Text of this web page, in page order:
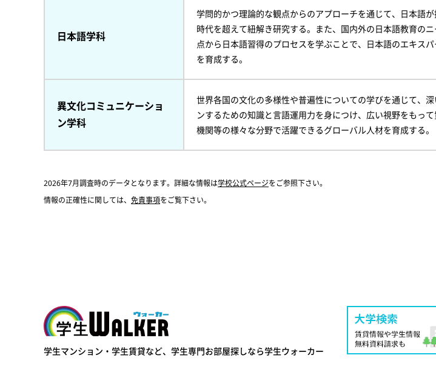
日本語学科
学問的かつ理論的な観点からのアプローチを通じて、日本語
時代を超えて紐解き研究する。また、国内外の日本語教育の
点から日本語習得のプロセスを学ぶことで、日本語のエキス
を育成する。
異文化コミュニケーショ
ン学科
世界各国の文化の多様性や普遍性についての学びを通じて、
ンするための知識と言語運用力を身につけ、広い視野をもっ
機関等の様々な分野で活躍できるグローバル人材を育成する。
2026年7月調査時のデータとなります。詳細な情報は学校公式ページをご参照下さい。
情報の正確性に関しては、 免責事項をご覧下さい。
学生ウォーカー
学生マンション・学生賃貸など、 学生専門お部屋探しなら学生ウォーカー